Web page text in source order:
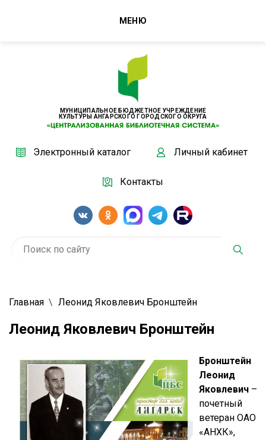
МУНИЦИПАЛЬНОЕ БЮДЖЕТНОЕ УЧРЕЖДЕНИЕ
КУЛЬТУРЫ АНГАРСКОГО ГОРОДСКОГО ОКРУГА
Электронный каталог Личный кабинет
Контакты
МЕНЮ
Главная Леонид Яковлевич Бронштейн
Леонид Яковлевич Бронштейн
Бронштейн
Леонид
Яковлевич –
почетный
ветеран ОАО
«АНХК»,